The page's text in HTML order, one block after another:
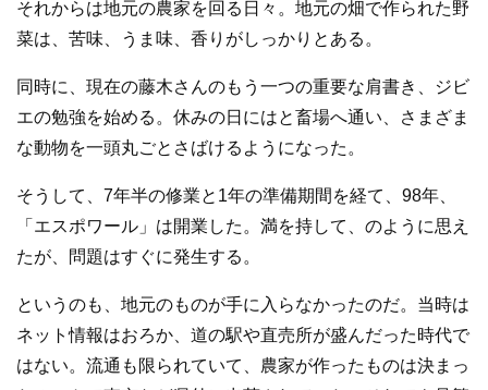
それからは地元の農家を回る日々。地元の畑で作られた野
菜は、苦味、うま味、香りがしっかりとある。
同時に、現在の藤木さんのもう一つの重要な肩書き、ジビ
エの勉強を始める。休みの日にはと畜場へ通い、さまざま
な動物を一頭丸ごとさばけるようになった。
そうして、7年半の修業と1年の準備期間を経て、98年、
「エスポワール」は開業した。満を持して、のように思え
たが、問題はすぐに発生する。
というのも、地元のものが手に入らなかったのだ。当時は
ネット情報はおろか、道の駅や直売所が盛んだった時代で
はない。流通も限られていて、農家が作ったものは決まっ